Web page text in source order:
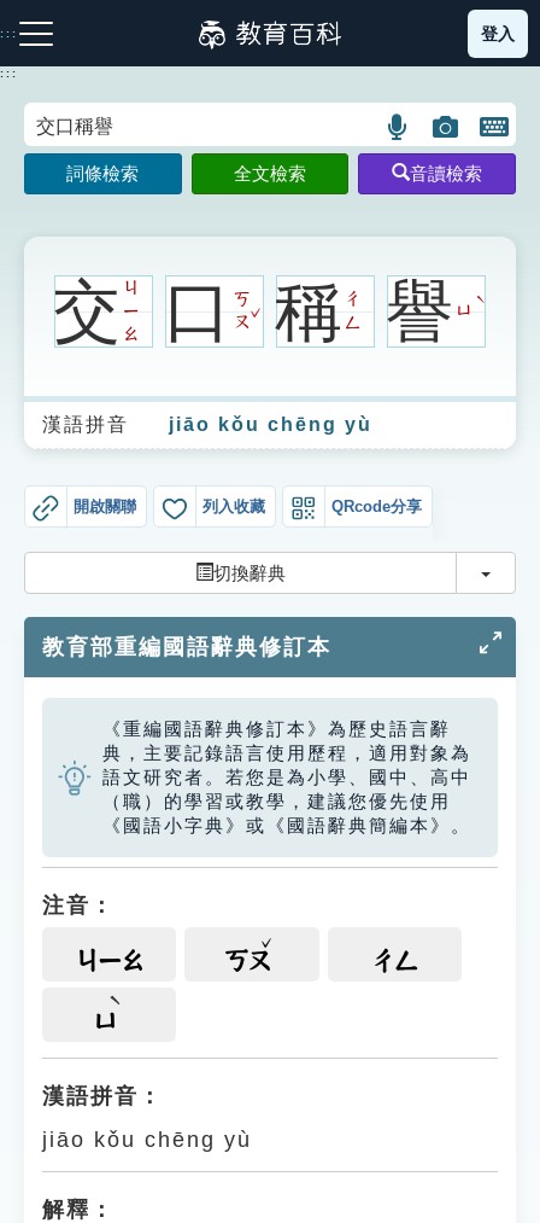
到
主
:::
注音索引圖示 筆畫索引圖示 部首索引表圖示
生字詞彙表
成語故事
索引選單
單字索引
生命大百科索引
遊戲專區
教學應用
貓頭鷹博士
登入
:::
語
言
搜
示
圖
片
搜
示
開
鍵
圖
詞條檢索 全文檢索 音讀檢索
交ㄐ
ㄧ
ㄠ
口ㄎ
ㄡ
ˇ稱ㄔ
ㄥ
譽ㄩ
ˋ
漢語拼音 jiāo kǒu chēng yù
開啟關聯 列入收藏 QRcode分享
切換辭典 切換
教育部重編國語辭典修訂本
《重編國語辭典修訂本》為歷史語言辭
典，主要記錄語言使用歷程，適用對象為
語文研究者。若您是為小學、國中、高中
（職）的學習或教學，建議您優先使用
《國語小字典》或《國語辭典簡編本》。
注音：
ㄐㄧㄠ ㄎㄡ ㄔㄥ
ㄩ
漢語拼音：
jiāo kǒu chēng yù
解釋：